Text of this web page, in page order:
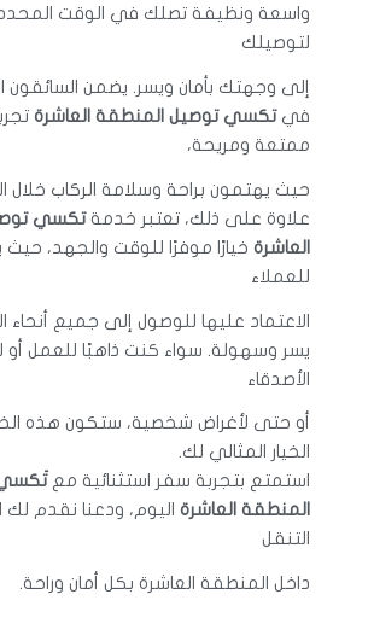
واسعة ونظيفة تصلك في الوقت
لتوصيلك
إلى وجهتك بأمان ويسر. يضمن السائقون
فيتكسي توصيل المنطقة العاشرة
ممتعة ومريحة،
حيث يهتمون براحة وسلامة الركاب خلال
علاوة على ذلك، تعتبر خدمةتكسي
العاشرةخيارًا موفرًا للوقت والجهد،
للعملاء
الاعتماد عليها للوصول إلى جميع
يسر وسهولة. سواء كنت ذاهبًا للعمل أو
الأصدقاء
أو حتى لأغراض شخصية، ستكون هذه
الخيار المثالي لك.
استمتع بتجربة سفر استثنائية مع
المنطقة العاشرةاليوم، ودعنا نقدم
التنقل
داخل المنطقة العاشرة بكل أمان وراحة.